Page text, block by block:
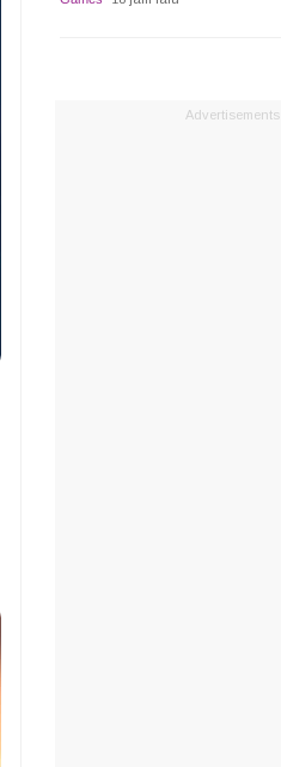
Advertisements